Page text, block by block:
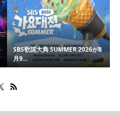
SBS歌謡大典 SUMMER 2026が8
月9...